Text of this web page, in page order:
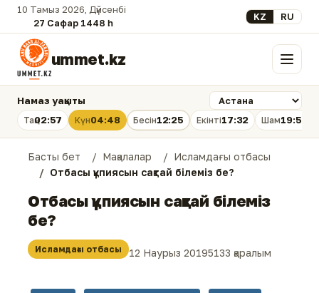
10 Тамыз 2026, Дүйсенбі
27 Сафар 1448 һ.
Select your
KZ RU
ummet.kz Мәзір
Намаз уақыты
Таң02:57 Күн04:48 Бесін12:25 Екінті17:32 Шам19:51
Басты бет Мақалалар
Исламдағы отбасы
Отбасы құпиясын сақтай білеміз бе?
Отбасы құпиясын сақтай білеміз
бе?
Исламдағы отбасы 12 Наурыз 20195133 қаралым